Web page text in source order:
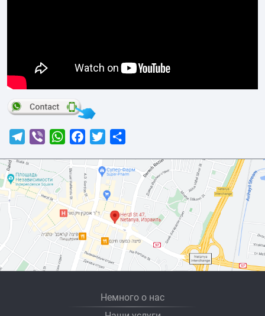
Telegram
Viber WhatsAppFacebook
Twitter
Немного о нас